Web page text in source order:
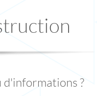
d'informations ?